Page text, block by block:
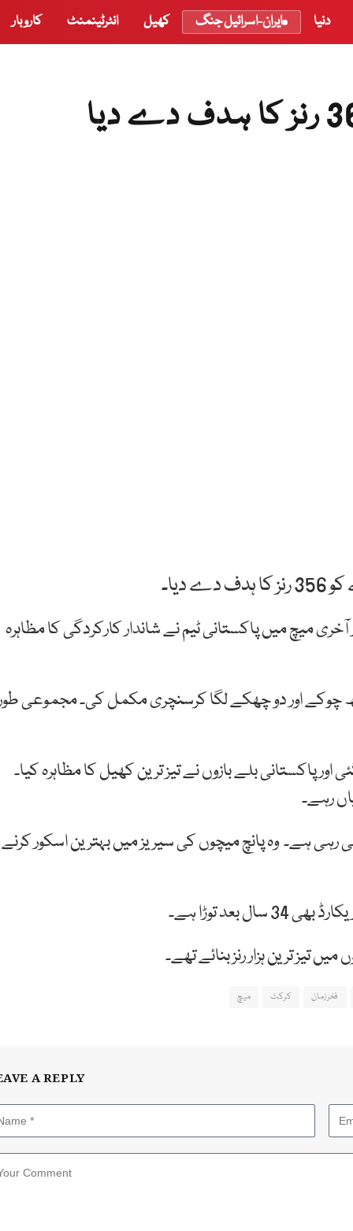
دنیا ایران-اسرائیل جنگ کھیل انٹرٹینمنٹ کاروبار
میچ میں پاکستانی ٹیم نے شاندار کارکردگی کا مظاہرہ
بابراعظم نے صرف 72 گیندوں پرآٹھ چوکے اور دو چھکے لگا کرسنچری مکمل کی۔ مجموعی
پاکستانی بلے بازوں نے تیز ترین کھیل کا مظاہرہ کیا۔
ہے۔ وہ پانچ میچوں کی سیریز میں بہترین اسکور کرنے
توڑا ہے۔
فخرزمان کرکٹ میچ
A REPLY